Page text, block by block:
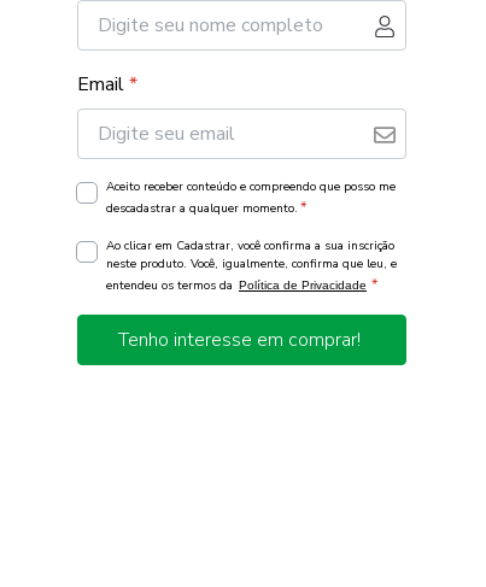
Email*
Aceito receber conteúdo e compreendo que posso me
descadastrar a qualquer momento. *
Ao clicar em Cadastrar, você confirma a sua inscrição
neste produto. Você, igualmente, confirma que leu, e
entendeu os termos da Política de Privacidade *
Tenho interesse em comprar!